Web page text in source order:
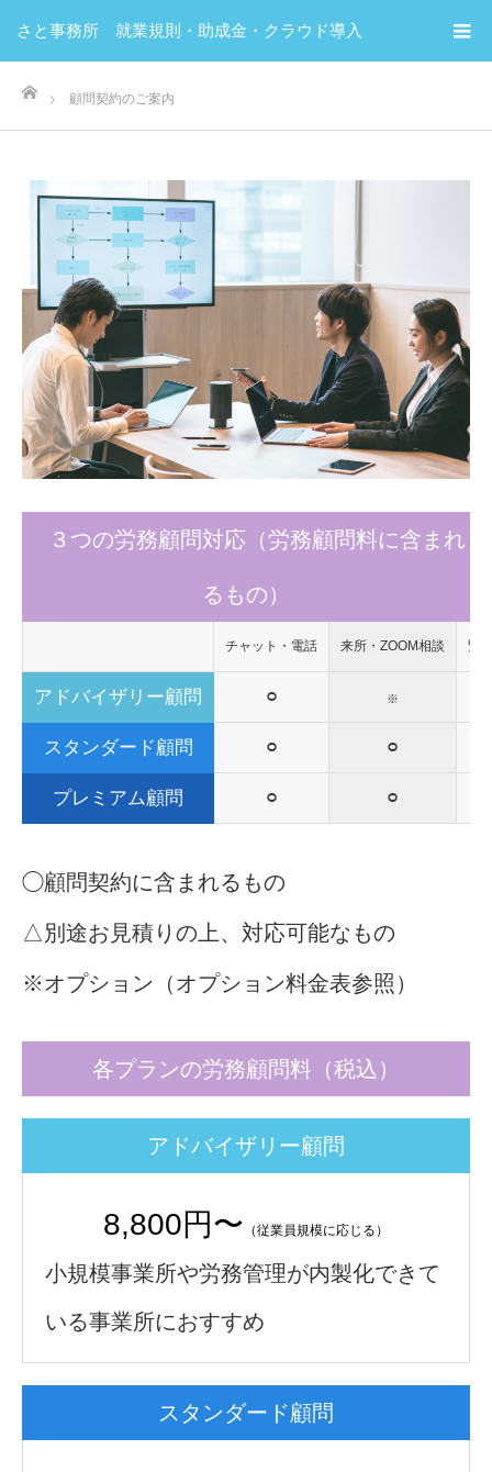
さと事務所 就業規則・助成金・クラウド導入
顧問契約のご案内
３つの労務顧問対応（労務顧問料に含まれ
るもの）
アドバイザリー顧問
スタンダード顧問
プレミアム顧問
チャット・電話
⚪︎
⚪︎
⚪︎
来所・ZOOM相談
※
⚪︎
⚪︎
緊
◯顧問契約に含まれるもの
△別途お見積りの上、対応可能なもの
※オプション（オプション料金表参照）
各プランの労務顧問料（税込）
アドバイザリー顧問
8,800円〜 （従業員規模に応じる）
小規模事業所や労務管理が内製化できて
いる事業所におすすめ
スタンダード顧問